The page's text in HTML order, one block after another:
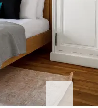
à Bleachery